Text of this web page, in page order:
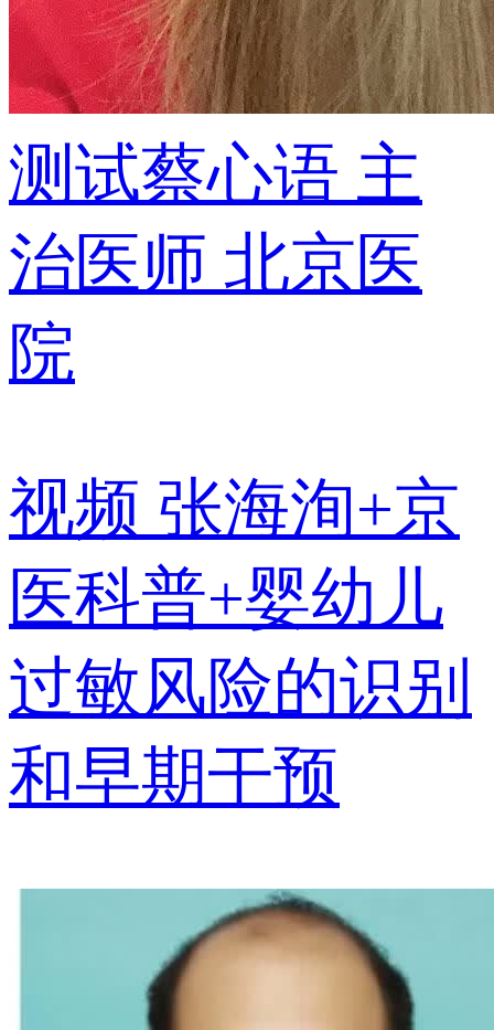
测试蔡心语 主
治医师 北京医
院
视频 张海洵+京
医科普+婴幼儿
过敏风险的识别
和早期干预